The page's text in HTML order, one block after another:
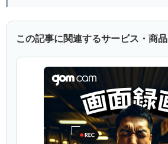
この記事に関連するサービス・商品